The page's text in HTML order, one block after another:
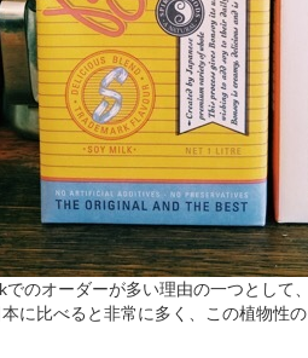
でのオーダーが多い理由の一つとして
に比べると非常に多く、この植物性